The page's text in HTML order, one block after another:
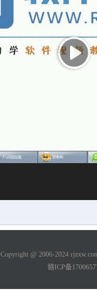
Copyright @ 2006-2024
赣ICP备